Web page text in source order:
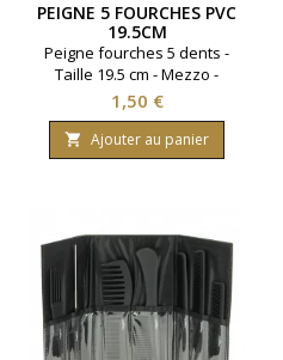
PEIGNE 5 FOURCHES PVC
19.5CM
Peigne fourches 5 dents -
Taille 19.5 cm - Mezzo -
Coloris bleu
Prix
1,50 €
 Ajouter au panier